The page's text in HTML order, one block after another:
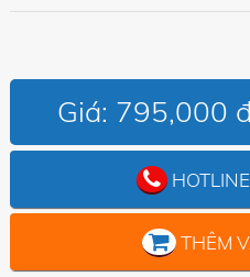
Giá: 795,000
THÊM